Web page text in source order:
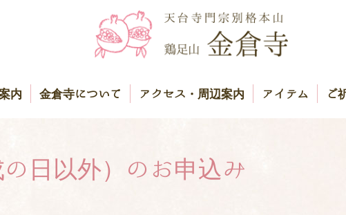
内 金倉寺について アクセス・周辺案内 アイテム ご
日以外）のお申込み